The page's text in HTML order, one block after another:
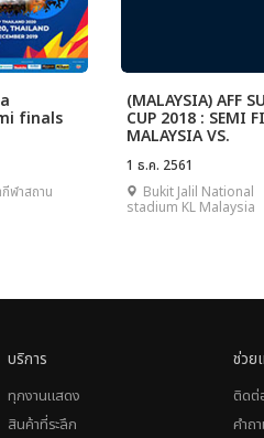
finals
ฬาสถาน
(MALAYSIA) AFF
CUP 2018 : SEMI
MALAYSIA VS.
THAILAND
1 ธ.ค. 2561
Bukit Jalil National
stadium KL Malaysia
บริการ
ทุกงานแสดง
สินค้าที่ระลึก
ช่วย
ติดต่
คำถ